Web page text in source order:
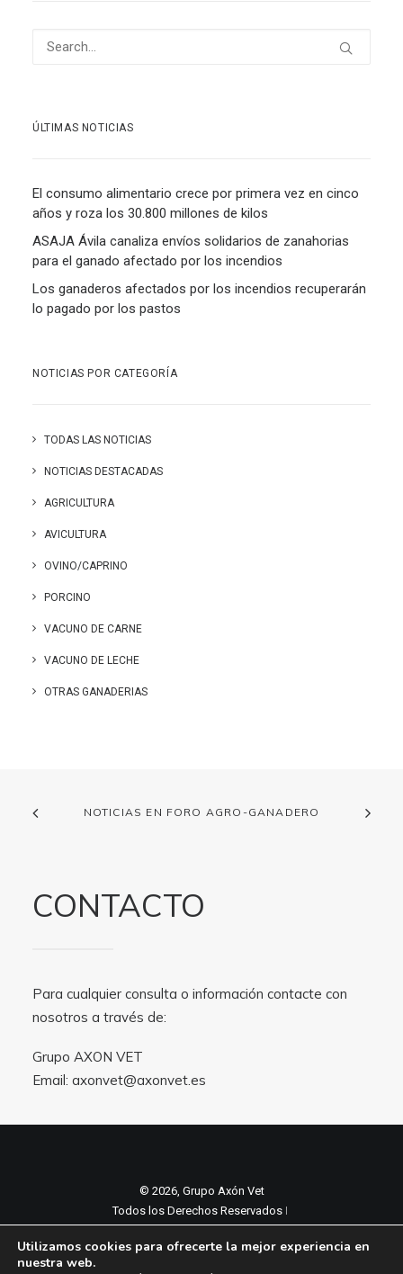
ÚLTIMAS NOTICIAS
El consumo alimentario crece por primera vez en cinco
años y roza los 30.800 millones de kilos
ASAJA Ávila canaliza envíos solidarios de zanahorias
para el ganado afectado por los incendios
Los ganaderos afectados por los incendios recuperarán
lo pagado por los pastos
NOTICIAS POR CATEGORÍA
TODAS LAS NOTICIAS
NOTICIAS DESTACADAS
AGRICULTURA
AVICULTURA
OVINO/CAPRINO
PORCINO
VACUNO DE CARNE
VACUNO DE LECHE
OTRAS GANADERIAS
NOTICIAS EN FORO AGRO-GANADERO
CONTACTO
Para cualquier consulta o información contacte con
nosotros a través de:
Grupo AXON VET
Email: axonvet@axonvet.es
© 2026, Grupo Axón Vet
Todos los Derechos Reservados ǀ
Política de cookies
Utilizamos cookies para ofrecerte la mejor experiencia en
nuestra web.